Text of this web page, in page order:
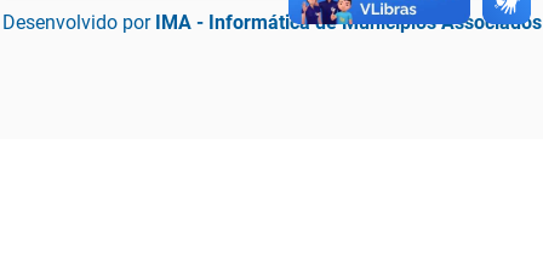
Desenvolvido por IMA - Informática de Municípios Associados